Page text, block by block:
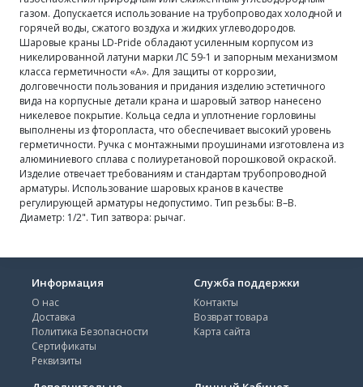
газом. Допускается использование на трубопроводах холодной и
горячей воды, сжатого воздуха и жидких углеводородов.
Шаровые краны LD-Pride обладают усиленным корпусом из
никелированной латуни марки ЛС 59-1 и запорным механизмом
класса герметичности «А». Для защиты от коррозии,
долговечности пользования и придания изделию эстетичного
вида на корпусные детали крана и шаровый затвор нанесено
никелевое покрытие. Кольца седла и уплотнение горловины
выполнены из фторопласта, что обеспечивает высокий уровень
герметичности. Ручка с монтажными проушинами изготовлена из
алюминиевого сплава с полиуретановой порошковой окраской.
Изделие отвечает требованиям и стандартам трубопроводной
арматуры. Использование шаровых кранов в качестве
регулирующей арматуры недопустимо. Тип резьбы: В–В.
Диаметр: 1/2". Тип затвора: рычаг.
Информация
О нас
Доставка
Политика Безопасности
Сертификаты
Реквизиты
Служба поддержки
Контакты
Возврат товара
Карта сайта